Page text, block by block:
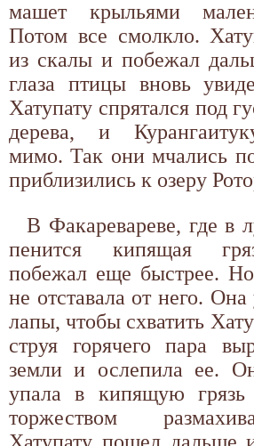
машет крыльями
Потом все смолкло.
из скалы и побежал
глаза птицы вновь
Хатупату спрятался под
дерева, и
мимо. Так они мчались
приблизились к озеру
В Факаревареве, где в
пенится кипящая
побежал еще быстрее.
не отставала от него.
лапы, чтобы схватить
струя горячего пара
земли и ослепила ее.
упала в кипящую
торжеством
Хатупату пошел дальше